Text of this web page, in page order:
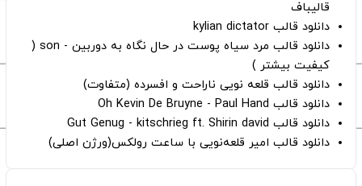
قالیباف
دانلود قالب kylian dictator
دانلود قالب مرد سیاه پوست در حال نگاه به دوربین - son (
کیفیت بیشتر )
دانلود قالب قلعه نویی ناراحت و افسرده (متفاوت)
دانلود قالب Oh Kevin De Bruyne - Paul Hand
دانلود قالب Gut Genug - kitschrieg ft. Shirin david
دانلود قالب امیر قلعه‌نویی با ساعت رولکس(ورژن اصلی)